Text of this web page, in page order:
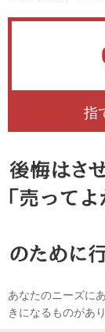
指
あなたのニーズに
きになるものがあ